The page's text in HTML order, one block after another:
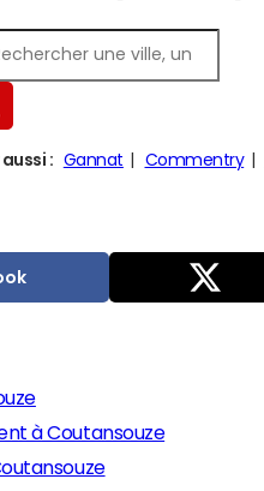
: Gannat Commentry
à Coutansouze